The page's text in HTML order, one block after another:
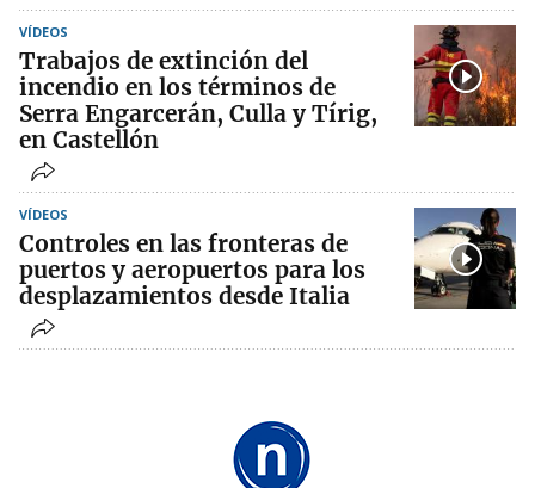
VÍDEOS
Trabajos de extinción del
incendio en los términos de
Serra Engarcerán, Culla y Tírig,
en Castellón
VÍDEOS
Controles en las fronteras de
puertos y aeropuertos para los
desplazamientos desde Italia